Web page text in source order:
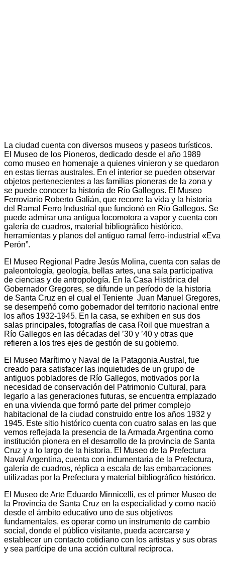
La ciudad cuenta con diversos museos y paseos turísticos.
El Museo de los Pioneros, dedicado desde el año 1989
como museo en homenaje a quienes vinieron y se quedaron
en estas tierras australes. En el interior se pueden observar
objetos pertenecientes a las familias pioneras de la zona y
se puede conocer la historia de Río Gallegos. El Museo
Ferroviario Roberto Galián, que recorre la vida y la historia
del Ramal Ferro Industrial que funcionó en Río Gallegos. Se
puede admirar una antigua locomotora a vapor y cuenta con
galería de cuadros, material bibliográfico histórico,
herramientas y planos del antiguo ramal ferro-industrial «Eva
Perón”.
El Museo Regional Padre Jesús Molina, cuenta con salas de
paleontología, geología, bellas artes, una sala participativa
de ciencias y de antropología. En la Casa Histórica del
Gobernador Gregores, se difunde un período de la historia
de Santa Cruz en el cual el Teniente Juan Manuel Gregores,
se desempeñó como gobernador del territorio nacional entre
los años 1932-1945. En la casa, se exhiben en sus dos
salas principales, fotografías de casa Roil que muestran a
Río Gallegos en las décadas del ’30 y ’40 y otras que
refieren a los tres ejes de gestión de su gobierno.
El Museo Marítimo y Naval de la Patagonia Austral, fue
creado para satisfacer las inquietudes de un grupo de
antiguos pobladores de Río Gallegos, motivados por la
necesidad de conservación del Patrimonio Cultural, para
legarlo a las generaciones futuras, se encuentra emplazado
en una vivienda que formó parte del primer complejo
habitacional de la ciudad construido entre los años 1932 y
1945. Este sitio histórico cuenta con cuatro salas en las que
vemos reflejada la presencia de la Armada Argentina como
institución pionera en el desarrollo de la provincia de Santa
Cruz y a lo largo de la historia. El Museo de la Prefectura
Naval Argentina, cuenta con indumentaria de la Prefectura,
galería de cuadros, réplica a escala de las embarcaciones
utilizadas por la Prefectura y material bibliográfico histórico.
El Museo de Arte Eduardo Minnicelli, es el primer Museo de
la Provincia de Santa Cruz en la especialidad y como nació
desde el ámbito educativo uno de sus objetivos
fundamentales, es operar como un instrumento de cambio
social, donde el público visitante, pueda acercarse y
establecer un contacto cotidiano con los artistas y sus obras
y sea partícipe de una acción cultural recíproca.